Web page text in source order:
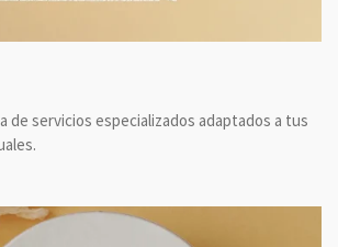
de servicios especializados adaptados a tus